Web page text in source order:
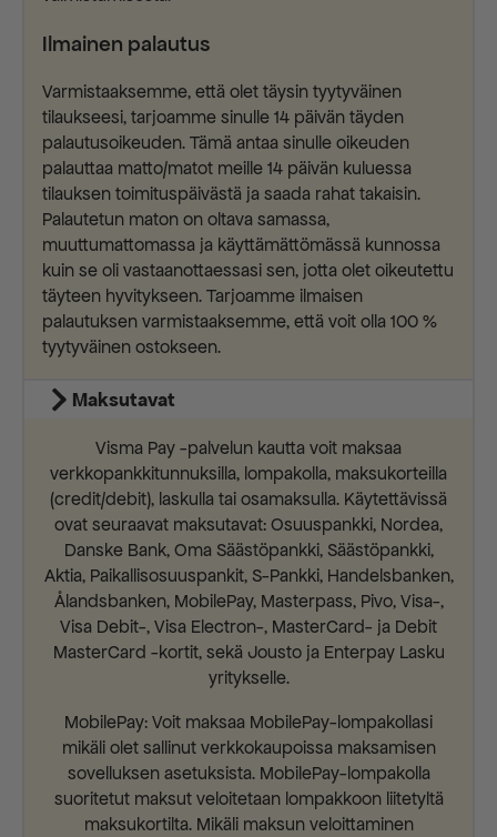
Ilmainen palautus
Varmistaaksemme, että olet täysin tyytyväinen
tilaukseesi, tarjoamme sinulle 14 päivän täyden
palautusoikeuden. Tämä antaa sinulle oikeuden
palauttaa matto/matot meille 14 päivän kuluessa
tilauksen toimituspäivästä ja saada rahat takaisin.
Palautetun maton on oltava samassa,
muuttumattomassa ja käyttämättömässä kunnossa
kuin se oli vastaanottaessasi sen, jotta olet oikeutettu
täyteen hyvitykseen. Tarjoamme ilmaisen
palautuksen varmistaaksemme, että voit olla 100 %
tyytyväinen ostokseen.
Maksutavat
Visma Pay -palvelun kautta voit maksaa
verkkopankkitunnuksilla, lompakolla, maksukorteilla
(credit/debit), laskulla tai osamaksulla. Käytettävissä
ovat seuraavat maksutavat: Osuuspankki, Nordea,
Danske Bank, Oma Säästöpankki, Säästöpankki,
Aktia, Paikallisosuuspankit, S-Pankki, Handelsbanken,
Ålandsbanken, MobilePay, Masterpass, Pivo, Visa-,
Visa Debit-, Visa Electron-, MasterCard- ja Debit
MasterCard -kortit, sekä Jousto ja Enterpay Lasku
yritykselle.
MobilePay: Voit maksaa MobilePay-lompakollasi
mikäli olet sallinut verkkokaupoissa maksamisen
sovelluksen asetuksista. MobilePay-lompakolla
suoritetut maksut veloitetaan lompakkoon liitetyltä
maksukortilta. Mikäli maksun veloittaminen